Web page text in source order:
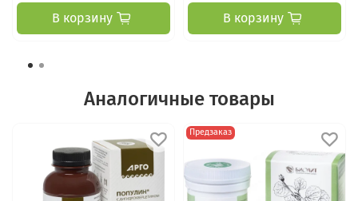
В корзину В корзину
Аналогичные товары
Предзаказ